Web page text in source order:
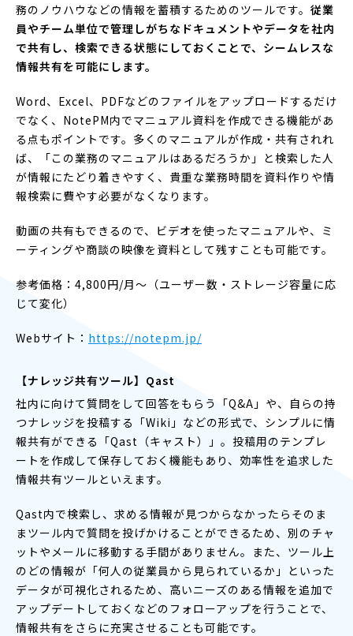
務のノウハウなどの情報を蓄積するためのツールです。 従業
員やチーム単位で管理しがちなドキュメントやデータを社内
で共有し、検索できる状態にしておくことで、シームレスな
情報共有を可能にします。
Word、Excel、PDFなどのファイルをアップロードするだけ
でなく、NotePM内でマニュアル資料を作成できる機能があ
る点もポイントです。多くのマニュアルが作成・共有されれ
ば、「この業務のマニュアルはあるだろうか」と検索した人
が情報にたどり着きやすく、貴重な業務時間を資料作りや情
報検索に費やす必要がなくなります。
動画の共有もできるので、ビデオを使ったマニュアルや、ミ
ーティングや商談の映像を資料として残すことも可能です。
参考価格：4,800円/月〜（ユーザー数・ストレージ容量に応
じて変化）
Webサイト： https://notepm.jp/
【ナレッジ共有ツール】Qast
社内に向けて質問をして回答をもらう「Q&A」や、自らの持
つナレッジを投稿する「Wiki」などの形式で、シンプルに情
報共有ができる「Qast（キャスト）」。投稿用のテンプレ
ートを作成して保存しておく機能もあり、効率性を追求した
情報共有ツールといえます。
Qast内で検索し、求める情報が見つからなかったらそのま
まツール内で質問を投げかけることができるため、別のチャ
ットやメールに移動する手間がありません。また、ツール上
のどの情報が「何人の従業員から見られているか」といった
データが可視化されるため、高いニーズのある情報を追加で
アップデートしておくなどのフォローアップを行うことで、
情報共有をさらに充実させることも可能です。